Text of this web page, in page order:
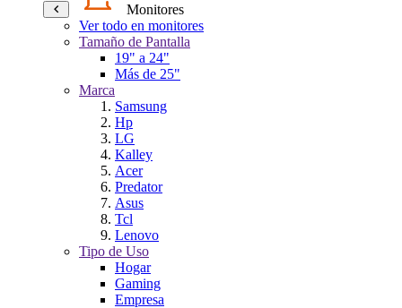
Monitores
Ver todo en monitores
Tamaño de Pantalla
19" a 24"
Más de 25"
Marca
Samsung
Hp
LG
Kalley
Acer
Predator
Asus
Tcl
Lenovo
Tipo de Uso
Hogar
Gaming
Empresa